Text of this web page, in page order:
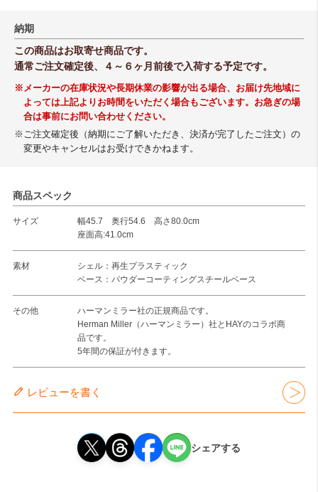
納期
この商品はお取寄せ商品です。
通常ご注文確定後、４～６ヶ月前後で入荷する予定です。
※メーカーの在庫状況や長期休業の影響が出る場合、お届け先地域に
よっては上記よりお時間をいただく場合もございます。お急ぎの場
合は事前にお問い合わせください。
※ご注文確定後（納期にご了解いただき、決済が完了したご注文）の
変更やキャンセルはお受けできかねます。
商品スペック
サイズ
幅45.7 奥行54.6 高さ80.0cm
座面高:41.0cm
素材
シェル：再生プラスティック
ベース：パウダーコーティングスチールベース
その他
ハーマンミラー社の正規商品です。
Herman Miller（ハーマンミラー）社とHAYのコラボ商
品です。
5年間の保証が付きます。
レビューを書く
シェアする